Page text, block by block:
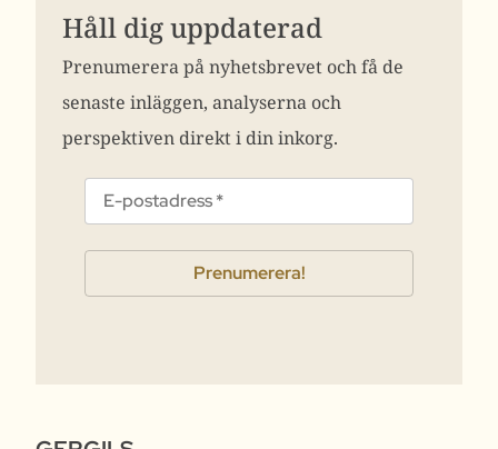
Håll dig uppdaterad
Prenumerera på nyhetsbrevet och få de
senaste inläggen, analyserna och
perspektiven direkt i din inkorg.